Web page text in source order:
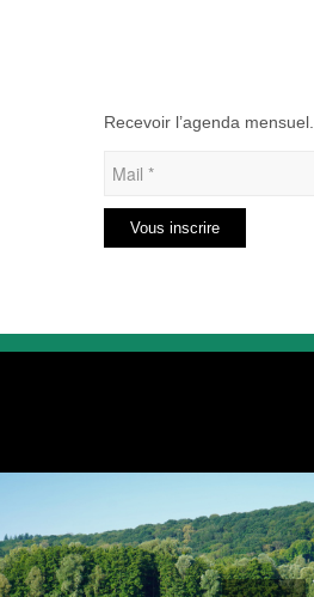
Recevoir l’agenda mensuel.